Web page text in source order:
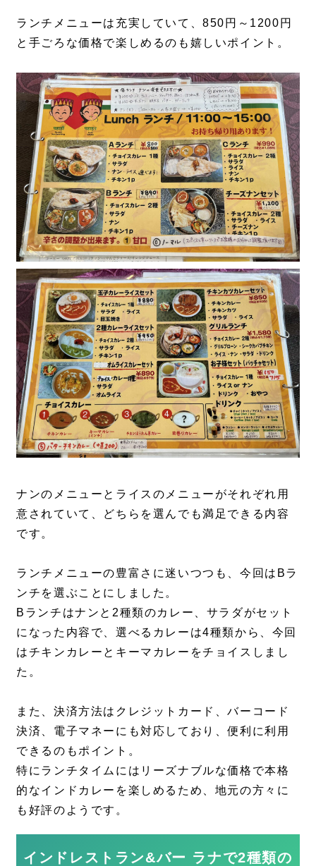
ランチメニューは充実していて、850円～1200円
と手ごろな価格で楽しめるのも嬉しいポイント。
ナンのメニューとライスのメニューがそれぞれ用
意されていて、どちらを選んでも満足できる内容
です。
ランチメニューの豊富さに迷いつつも、今回はBラ
ンチを選ぶことにしました。
Bランチはナンと2種類のカレー、サラダがセット
になった内容で、選べるカレーは4種類から、今回
はチキンカレーとキーマカレーをチョイスしまし
た。
また、決済方法はクレジットカード、バーコード
決済、電子マネーにも対応しており、便利に利用
できるのもポイント。
特にランチタイムにはリーズナブルな価格で本格
的なインドカレーを楽しめるため、地元の方々に
も好評のようです。
インドレストラン&バー ラナで2種類の